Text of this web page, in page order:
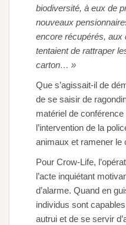
biodiversité, à eux de
nouveaux
encore récupérés, aux
tentaient de rattraper
carton… »
Que s’agissait-il de
de se saisir de
matériel de
l’intervention de la
animaux et ramener le
Pour Crow-Life,
l’acte inquiétant
d’alarme. Quand en
individus sont
autrui et de se servir